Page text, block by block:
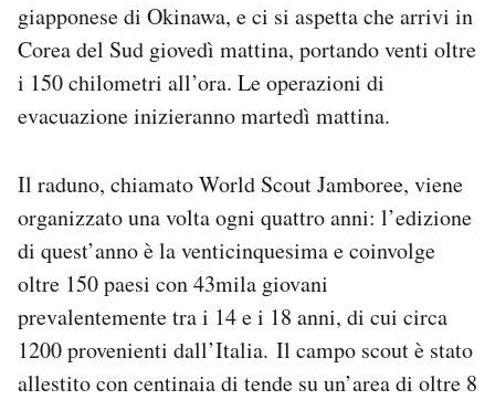
giapponese di Okinawa, e ci si aspetta che arrivi in
Corea del Sud giovedì mattina, portando venti oltre
i 150 chilometri all’ora. Le operazioni di
evacuazione inizieranno martedì mattina.
Il raduno, chiamato World Scout Jamboree, viene
organizzato una volta ogni quattro anni: l’edizione
di quest’anno è la venticinquesima e coinvolge
oltre 150 paesi con 43mila giovani
prevalentemente tra i 14 e i 18 anni, di cui circa
1200 provenienti dall’Italia. Il campo scout è stato
allestito con centinaia di tende su un’area di oltre 8